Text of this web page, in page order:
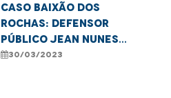
Caso Baixão dos
Rochas: Defensor
público Jean Nunes
acompanha inspeção na
30/03/2023